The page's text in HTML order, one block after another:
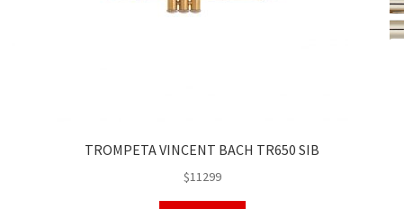
TROMPETA VINCENT BACH TR650 SIB
$11299